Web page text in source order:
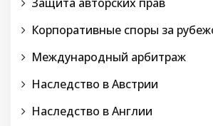
Корпоративные споры за
Международный арбитраж
Наследство в Австрии
Наследство в Англии